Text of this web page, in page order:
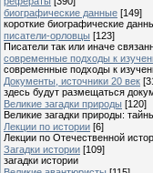
биографические данные [149]
короткие биографические
писатели-орловцы [123]
Писатели так или иначе
современные подходы к
современные подходы к
Документы, источники 20 век
здесь будут размещаться
Великие загадки природы [120]
Великие загадки природы:
Лекции по истории [6]
Лекции по Отечественной
Загадки истории [109]
загадки истории